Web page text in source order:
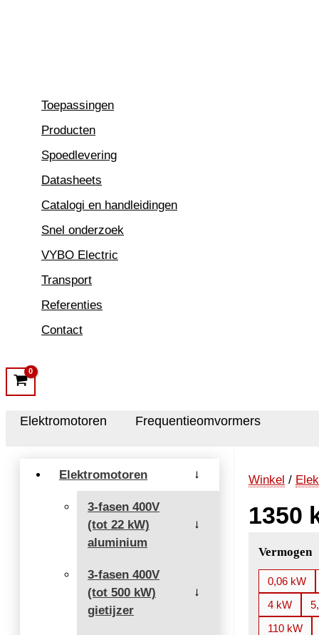
Toepassingen
Producten
Spoedlevering
Datasheets
Catalogi en handleidingen
Snel onderzoek
VYBO Electric
Transport
Referenties
Contact
Elektromotoren Frequentieomvormers
Elektromotoren →
3-fasen 400V
(tot 22 kW)
aluminium
→
3-fasen 400V
(tot 500 kW)
gietijzer
→
Winkel /
1350
Vermogen
0,06 kW
4 kW
110 kW